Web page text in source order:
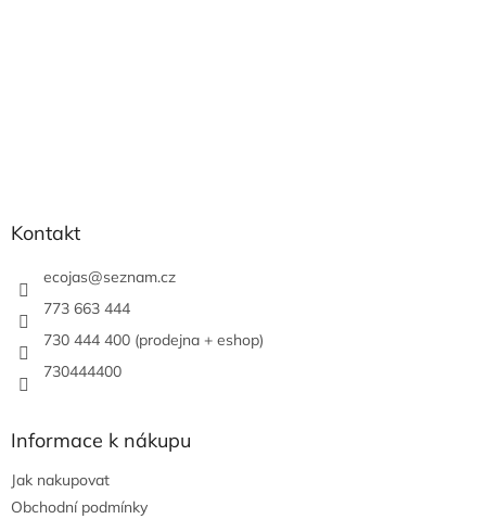
Kontakt
ecojas@seznam.cz
773 663 444
730 444 400 (prodejna + eshop)
730444400
Informace k nákupu
Jak nakupovat
Obchodní podmínky